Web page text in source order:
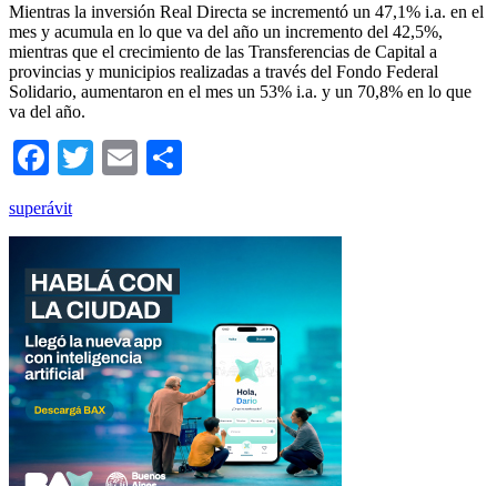
Mientras la inversión Real Directa se incrementó un 47,1% i.a. en el
mes y acumula en lo que va del año un incremento del 42,5%,
mientras que el crecimiento de las Transferencias de Capital a
provincias y municipios realizadas a través del Fondo Federal
Solidario, aumentaron en el mes un 53% i.a. y un 70,8% en lo que
va del año.
Facebook
TwitterEmail
superávit